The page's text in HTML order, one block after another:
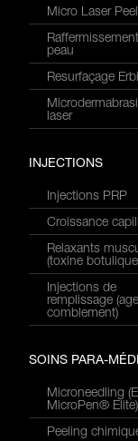
Micro Laser Peel
peau
Resurfaçage
laser
INJECTIONS
Injections PRP
Croissance
Relaxants
(toxine
Injections de
remplissage
comblement)
SOINS PARA-
Microneedling
MicroPen® Elite)
Peeling